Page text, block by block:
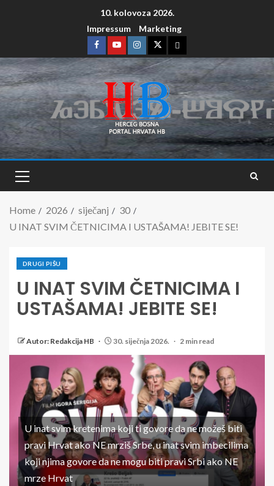
10. kolovoza 2026.
Impressum
Marketing
Home 2026 siječanj
30
U INAT SVIM ČETNICIMA I USTAŠAMA! JEBITE SE!
DRUGI PIŠU
U INAT SVIM ČETNICIMA I
USTAŠAMA! JEBITE SE!
Autor: Redakcija HB 30. siječnja 2026. 2 min read
U inat svim kretenima koji ti govore da ne možeš biti
pravi Hrvat ako NE mrziš Srbe, u inat svim imbecilima
koji njima govore da ne mogu biti pravi Srbi ako NE
mrze Hrvat